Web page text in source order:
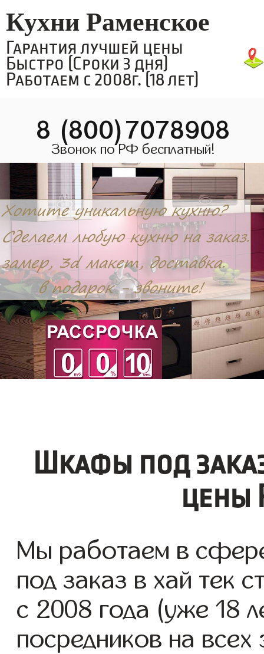
Кухни Раменское
Гарантия лучшей цены
Быстро (Сроки 3 дня)
Работаем с 2008г. (18 лет)
8 (800)7078908
Звонок по РФ бесплатный!
Шкафы под
цены
Мы работаем в
под заказ в хай тек
с 2008 года (уже 18
посредников на всех